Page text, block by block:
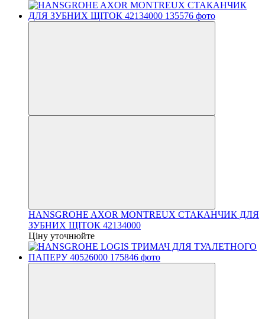
HANSGROHE AXOR MONTREUX СТАКАНЧИК ДЛЯ
ЗУБНИХ ЩІТОК 42134000
Ціну уточнюйте